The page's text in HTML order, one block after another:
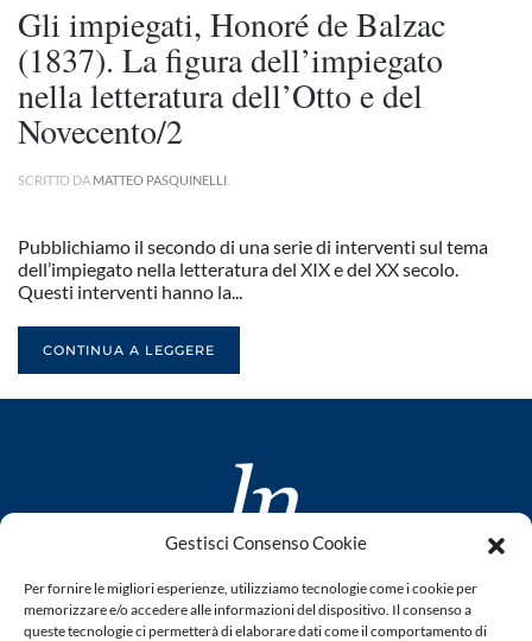
Gestisci Consenso Cookie
Per fornire le migliori esperienze, utilizziamo tecnologie come i cookie per
memorizzare e/o accedere alle informazioni del dispositivo. Il consenso a
queste tecnologie ci permetterà di elaborare dati come il comportamento di
Gli impiegati, Honoré de Balzac
(1837). La figura dell’impiegato
nella letteratura dell’Otto e del
Novecento/2
SCRITTO DA MATTEO PASQUINELLI
Pubblichiamo il secondo di una serie di interventi sul tema
dell’impiegato nella letteratura del XIX e del XX secolo.
Questi interventi hanno la...
CONTINUA A LEGGERE
www.laletteraturaenoi.it
fondato da Romano Luperini